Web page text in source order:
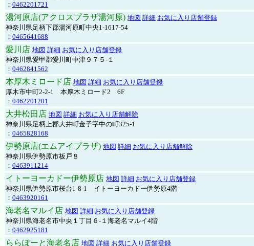
： 0462201721
湯河原店(アクロスプラザ湯河原) 地図 詳細 お気に入り店舗登録
神奈川県足柄下郡湯河原町中央1-1617-54
： 0465641688
愛川店 地図 詳細 お気に入り店舗登録
神奈川県愛甲郡愛川町中津９７５-１
： 0462841562
本厚木ミロード店 地図 詳細 お気に入り店舗登録
厚木市中町2-2-1 本厚木ミロード2 6F
： 0462201201
大井松田店 地図 詳細 お気に入り店舗解除
神奈川県足柄上郡大井町金子字中の町325-1
： 0465828168
伊勢原店(エムアイプラザ) 地図 詳細 お気に入り店舗解除
神奈川県伊勢原市板戸８
： 0463911214
イトーヨーカドー伊勢原店 地図 詳細 お気に入り店舗登録
神奈川県伊勢原市桜台1-8-1 イトーヨーカドー伊勢原4階
： 0463920161
海老名マルイ店 地図 詳細 お気に入り店舗登録
神奈川県海老名市中央１丁目６-１海老名マルイ4階
： 0462925181
ららぽーと海老名店 地図 詳細 お気に入り店舗登録